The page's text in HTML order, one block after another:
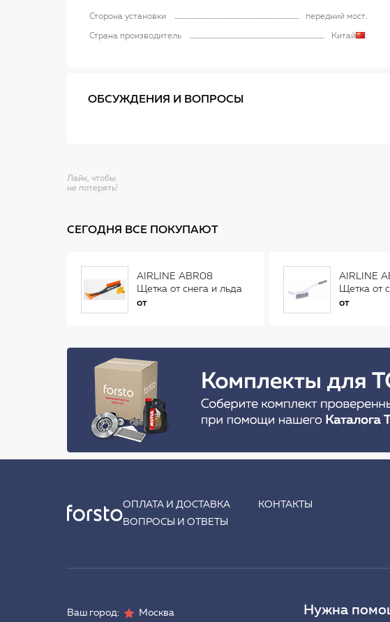
Сторона установки передний мост
Страна производитель Китай
ОБСУЖДЕНИЯ И ВОПРОСЫ
Лайк, чтобы
не потерять!
СЕГОДНЯ ВСЕ ПОКУПАЮТ
AIRLINE ABR08
Щетка от снега и льда
(34 см)
от
AIRLINE
Щетка от
от
ОПЛАТА И ДОСТАВКА
КОНТАКТЫ
ВОПРОСЫ И ОТВЕТЫ
Ваш город: Москва Нужна